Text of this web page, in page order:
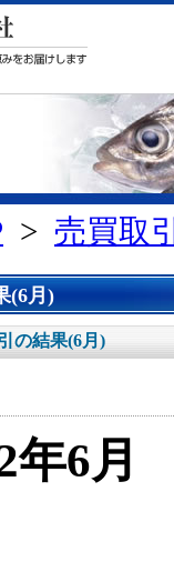
> 売買取
(6月)
の結果(6月)
年6月